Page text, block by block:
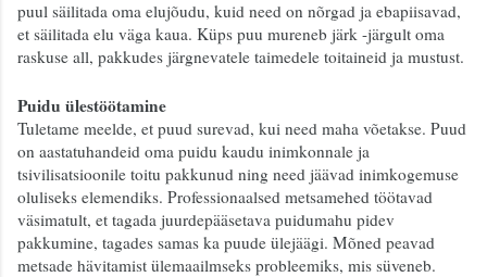
puul säilitada oma elujõudu, kuid need on nõrgad ja ebapiisavad,
et säilitada elu väga kaua. Küps puu mureneb järk -järgult oma
raskuse all, pakkudes järgnevatele taimedele toitaineid ja mustust.
Puidu ülestöötamine
Tuletame meelde, et puud surevad, kui need maha võetakse. Puud
on aastatuhandeid oma puidu kaudu inimkonnale ja
tsivilisatsioonile toitu pakkunud ning need jäävad inimkogemuse
oluliseks elemendiks. Professionaalsed metsamehed töötavad
väsimatult, et tagada juurdepääsetava puidumahu pidev
pakkumine, tagades samas ka puude ülejäägi. Mõned peavad
metsade hävitamist ülemaailmseks probleemiks, mis süveneb.